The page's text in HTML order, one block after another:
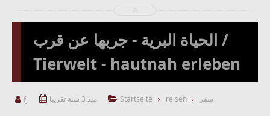
الحياة البرية - جربها عن قرب /
Tierwelt - hautnah erleben
 fj  منذ 3 سنة تقريبا  Startseite reisen سفر